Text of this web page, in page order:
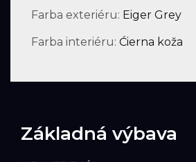
Farba exteriéru: Eiger Grey
Farba interiéru: Ćierna koža
Základná výbava